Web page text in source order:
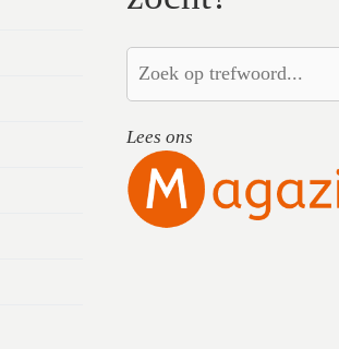
Lees ons